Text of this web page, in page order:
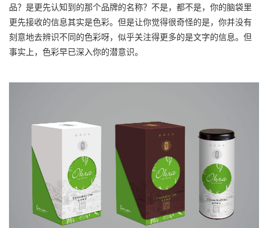
品？是更先认知到的那个品牌的名称？不是，都不是，你的脑袋里
更先接收的信息其实是色彩。但是让你觉得很奇怪的是，你并没有
刻意地去辨识不同的色彩呀，似乎关注得更多的是文字的信息。但
事实上，色彩早已深入你的潜意识。